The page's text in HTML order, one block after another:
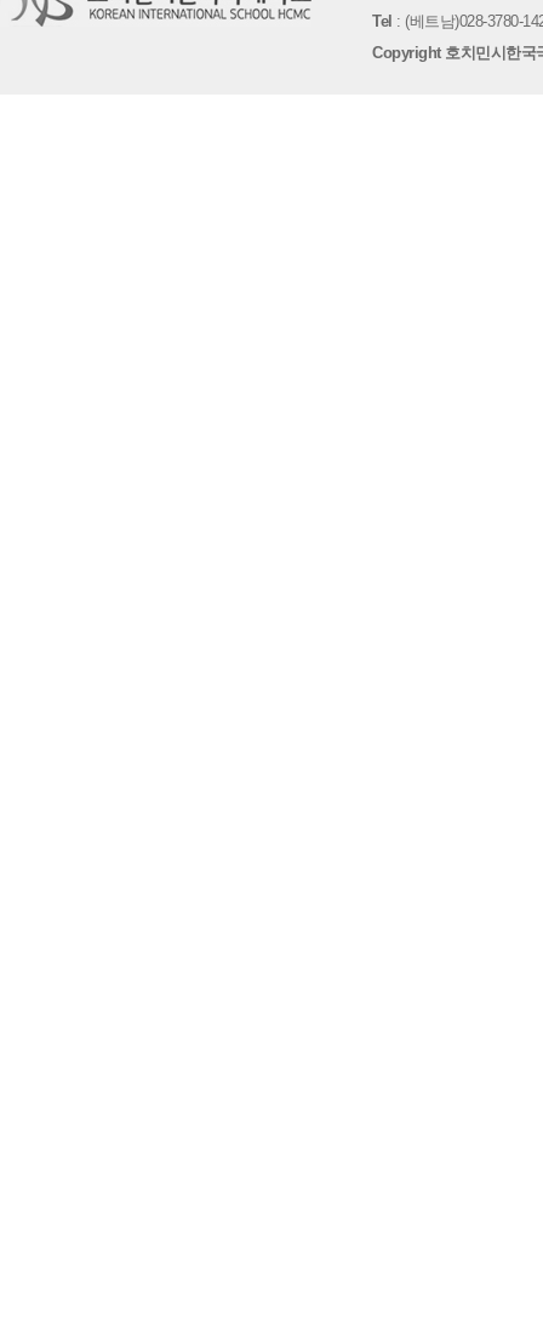
Tel : (베트남)028-3780-
Copyright 호치민시한국